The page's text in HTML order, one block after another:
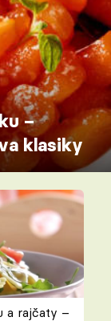
–
klasiky
a rajčaty –